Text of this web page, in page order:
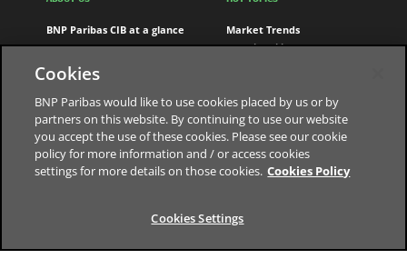
BNP Paribas CIB at a glance
Careers
BNP Paribas Group
Market Trends
Sustainability
Engagement
FOLLOW US
LinkedIn
Cookies
BNP Paribas would like to use cookies placed by us or by
partners on this website. By continuing to use our website
you accept the use of these cookies. Please see our cookie
policy for more information and / or access cookies
settings for more details on those cookies. Cookies Policy
Cookies Settings